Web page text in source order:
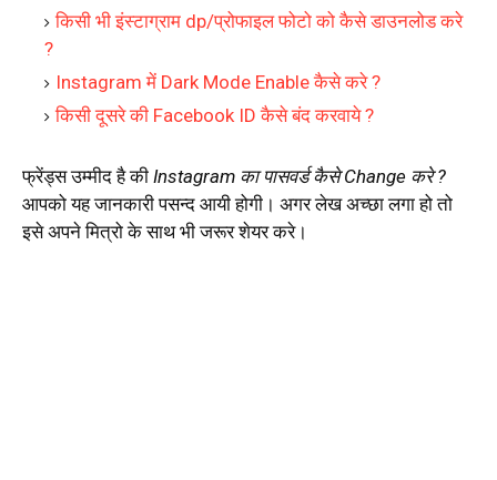
किसी भी इंस्टाग्राम dp/प्रोफाइल फोटो को कैसे डाउनलोड करे
?
Instagram में Dark Mode Enable कैसे करे ?
किसी दूसरे की Facebook ID कैसे बंद करवाये ?
फ्रेंड्स उम्मीद है की Instagram का पासवर्ड कैसे Change करे ?
आपको यह जानकारी पसन्द आयी होगी। अगर लेख अच्छा लगा हो तो
इसे अपने मित्रो के साथ भी जरूर शेयर करे।